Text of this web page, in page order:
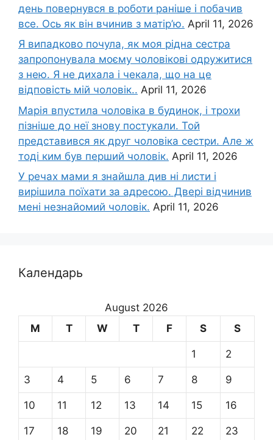
день повернувся в роботи раніше і побачив
все. Ось як він вчинив з матір’ю. April 11, 2026
Я випадково почула, як моя рідна сестра
запропонувала моєму чоловікові одружитися
з нею. Я не дихала і чекала, що на це
відповість мій чоловік.. April 11, 2026
Марія впустила чоловіка в будинок, і трохи
пізніше до неї знову постукали. Той
представився як друг чоловіка сестри. Але ж
тоді ким був перший чоловік. April 11, 2026
У речах мами я знайшла див ні листи і
вирішила поїхати за адресою. Двері відчинив
мені незнайомий чоловік. April 11, 2026
Календарь
August 2026
M
T W T F S S
1 2
3 4 5 6 7 8 9
10 11 12 13 14 15 16
17 18 19 20 21 22 23